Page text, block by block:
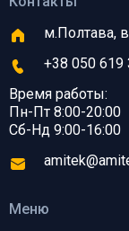
Меню
м.Полтава,
+38 050 619
Время работы:
Пн-Пт 8:00-20:00
Сб-Нд 9:00-16:00